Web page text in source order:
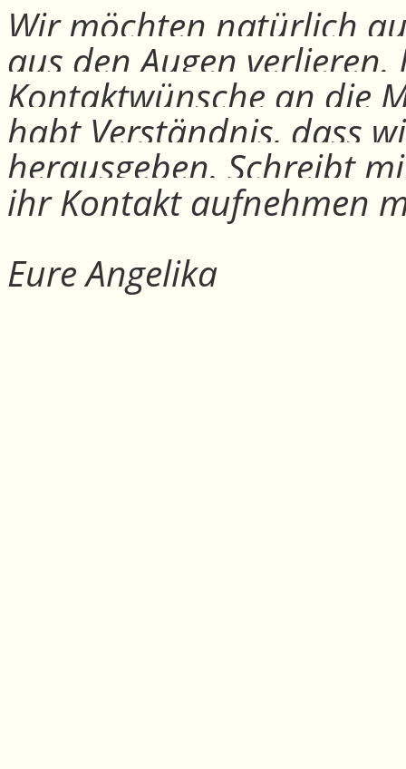
Wir möchten natürlich
aus den Augen
Kontaktwünsche an die
habt Verständnis, dass
herausgeben. Schreibt
ihr Kontakt aufnehmen
Eure Angelika